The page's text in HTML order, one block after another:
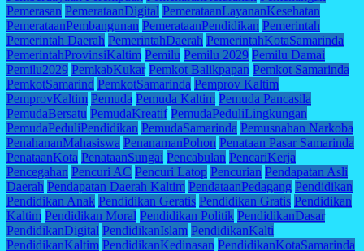
Pemerasan PemerataanDigital PemerataanLayananKesehatan
PemerataanPembangunan PemerataanPendidikan Pemerintah
Pemerintah Daerah PemerintahDaerah PemerintahKotaSamarinda
PemerintahProvinsiKaltim Pemilu Pemilu 2029 Pemilu Damai
Pemilu2029 PemkabKukar Pemkot Balikpapan Pemkot Samarinda
PemkotSamarind PemkotSamarinda Pemprov Kaltim
PemprovKaltim Pemuda Pemuda Kaltim Pemuda Pancasila
PemudaBersatu PemudaKreatif PemudaPeduliLingkungan
PemudaPeduliPendidikan PemudaSamarinda Pemusnahan Narkoba
PenahananMahasiswa PenanamanPohon Penataan Pasar Samarinda
PenataanKota PenataanSungai Pencabulan PencariKerja
Pencegahan Pencuri AC Pencuri Latop Pencurian Pendapatan Asli
Daerah Pendapatan Daerah Kaltim PendataanPedagang Pendidikan
Pendidikan Anak Pendidikan Geratis Pendidikan Gratis Pendidikan
Kaltim Pendidikan Moral Pendidikan Politik PendidikanDasar
PendidikanDigital PendidikanIslam PendidikanKalti
PendidikanKaltim PendidikanKedinasan PendidikanKotaSamarinda